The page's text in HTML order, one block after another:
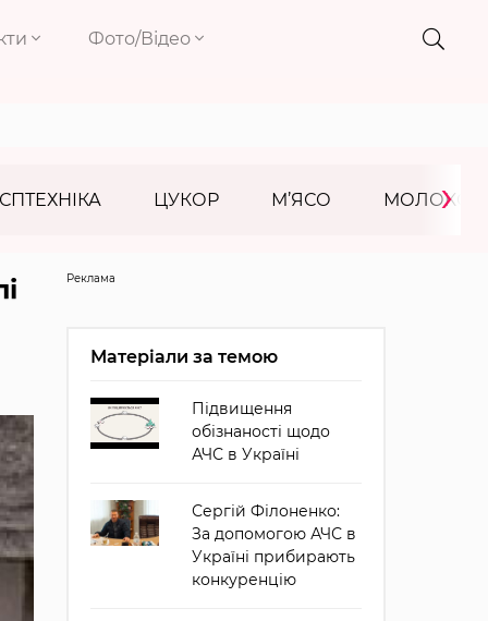
Фото/Відео
ЦУКОР М’ЯСО МОЛОКО
›
Реклама
Матеріали за темою
Підвищення
обізнаності щодо
АЧС в Україні
Сергій Філоненко:
За допомогою АЧС в
Україні прибирають
конкуренцію